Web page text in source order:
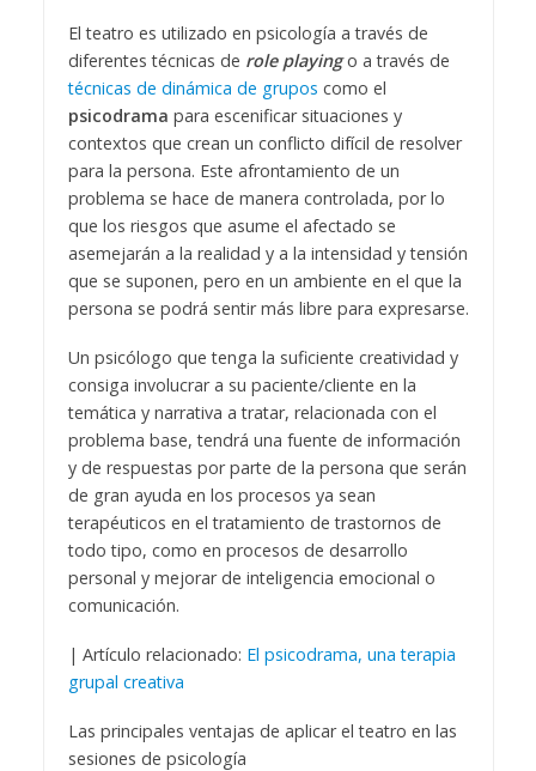
El teatro es utilizado en psicología a través de
diferentes técnicas de role playingo a través de
técnicas de dinámica de grupos como el
psicodrama para escenificar situaciones y
contextos que crean un conflicto difícil de resolver
para la persona. Este afrontamiento de un
problema se hace de manera controlada, por lo
que los riesgos que asume el afectado se
asemejarán a la realidad y a la intensidad y tensión
que se suponen, pero en un ambiente en el que la
persona se podrá sentir más libre para expresarse.
Un psicólogo que tenga la suficiente creatividad y
consiga involucrar a su paciente/cliente en la
temática y narrativa a tratar, relacionada con el
problema base, tendrá una fuente de información
y de respuestas por parte de la persona que serán
de gran ayuda en los procesos ya sean
terapéuticos en el tratamiento de trastornos de
todo tipo, como en procesos de desarrollo
personal y mejorar de inteligencia emocional o
comunicación.
| Artículo relacionado: El psicodrama, una terapia
grupal creativa
Las principales ventajas de aplicar el teatro en las
sesiones de psicología